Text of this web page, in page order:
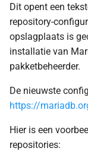
Dit opent een
repository-
opslagplaats is
installatie van
pakketbeheerder.
De nieuwste
https://
Hier is een
repositories: